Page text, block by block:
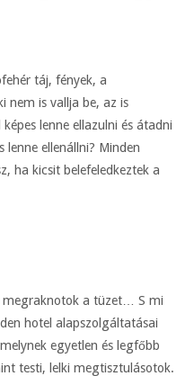
táj, fények, a
nem is vallja be, az is
lenne ellazulni és átadni
ellenállni? Minden
ha kicsit belefeledkeztek a
megraknotok a tüzet… S mi
hotel alapszolgáltatásai
egyetlen és legfőbb
testi, lelki megtisztulásotok.